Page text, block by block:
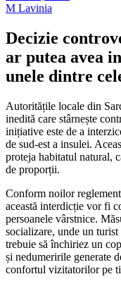
M Lavinia
Decizie
ar putea avea
unele dintre
Autoritățile locale din
inedită care stârnește
inițiative este de a
de sud-est a insulei.
proteja habitatul natural,
de proporții.
Conform noilor
această interdicție vor fi
persoanele vârstnice.
socializare, unde un
trebuie să închiriez un
și nedumeririle generate
confortul vizitatorilor pe